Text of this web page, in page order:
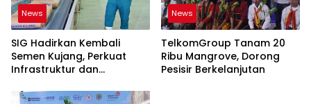
News
SIG Hadirkan Kembali
Semen Kujang, Perkuat
Infrastruktur dan
News
TelkomGroup Tanam 20
Ribu Mangrove, Dorong
Pesisir Berkelanjutan